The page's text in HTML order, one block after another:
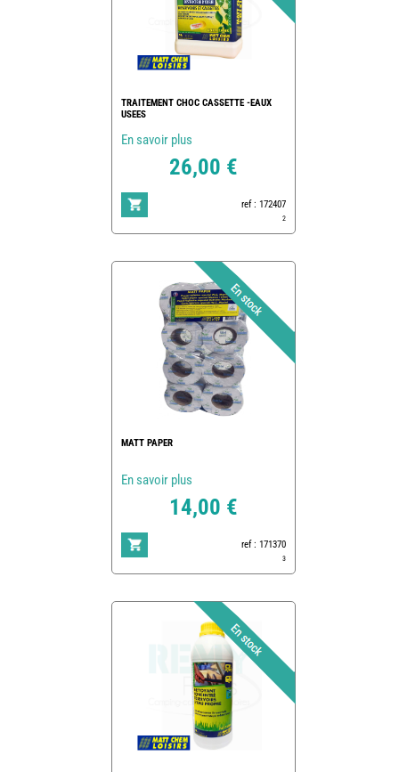
TRAITEMENT CHOC CASSETTE -EAUX
USEES
En savoir plus
26,00 €
ref : 172407
2
MATT PAPER
En savoir plus
14,00 €
ref : 171370
3